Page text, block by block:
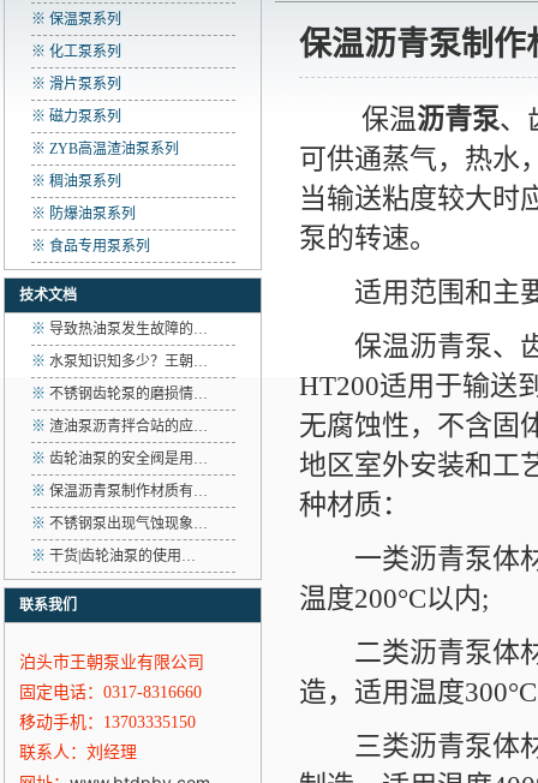
※ 保温泵系列
※ 化工泵系列
※ 滑片泵系列
※ 磁力泵系列
※ ZYB高温渣油泵系列
※ 稠油泵系列
※ 防爆油泵系列
※ 食品专用泵系列
技术文档
※ 导致热油泵发生故障的…
※ 水泵知识知多少？王朝…
※ 不锈钢齿轮泵的磨损情…
※ 渣油泵沥青拌合站的应…
※ 齿轮油泵的安全阀是用…
※ 保温沥青泵制作材质有…
※ 不锈钢泵出现气蚀现象…
※ 干货|齿轮油泵的使用…
联系我们
泊头市王朝泵业有限公司
固定电话：0317-8316660
移动手机：13703335150
联系人：刘经理
保温沥青泵制作
保温沥青泵、
可供通蒸气，热水
当输送粘度较大时
泵的转速。
适用范围和主
保温沥青泵、齿
HT200适用于输送
无腐蚀性，不含固
地区室外安装和工
种材质：
一类沥青泵体材
温度200°C以内;
二类沥青泵体材
造，适用温度
三类沥青泵体材